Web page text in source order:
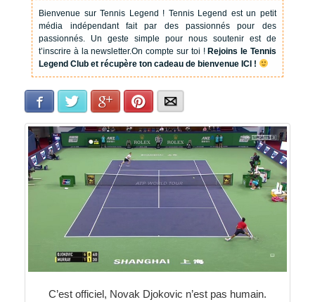
Bienvenue sur Tennis Legend ! Tennis Legend est un petit
média indépendant fait par des passionnés pour des
passionnés. Un geste simple pour nous soutenir est de
t’inscrire à la newsletter.On compte sur toi !Rejoins le Tennis
Legend Club et récupère ton cadeau de bienvenue ICI !
Facebook Twitter Google+Pinterest
C’est officiel, Novak Djokovic n’est pas humain.